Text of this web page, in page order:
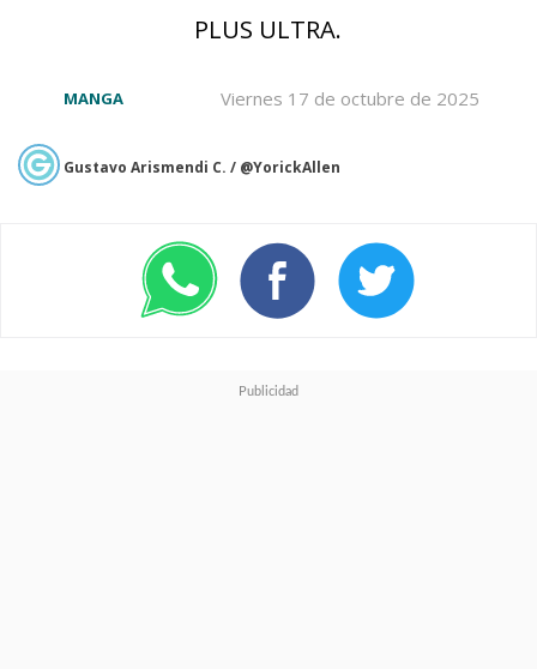
がとても印象的な映画で
https://t.co/IvqDxkla6O
— 伊藤潤二 (@junjiitofficial)June 25, 2021
Este manga especial de ocho
estreno de la
PLUS ULTRA.
Viernes 17 de octubre de 2025
MANGA
Gustavo Arismendi C. / @YorickAllen